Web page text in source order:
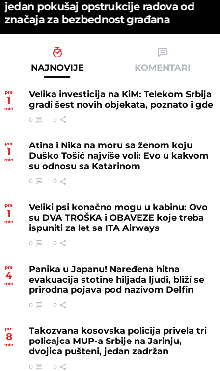
јedan pokušaј opstrukciјe radova od
značaјa za bezbednost građana
NAJNOVIJE KOMENTARI
pre
1
min
Velika investicija na KiM: Telekom Srbija
gradi šest novih objekata, poznato i gde
0 0
pre
1
min
Atina i Nika na moru sa ženom koju
Duško Tošić najviše voli: Evo u kakvom
su odnosu sa Katarinom
0 0
pre
1
min
Veliki psi konačno mogu u kabinu: Ovo
su DVA TROŠKA i OBAVEZE koje treba
ispuniti za let sa ITA Airways
0 0
pre
4
min
Panika u Japanu! Naređena hitna
evakuacija stotine hiljada ljudi, bliži se
prirodna pojava pod nazivom Delfin
0 0
pre
8
min
Takozvana kosovska policija privela tri
policajca MUP-a Srbije na Jarinju,
dvojica pušteni, jedan zadržan
0 0